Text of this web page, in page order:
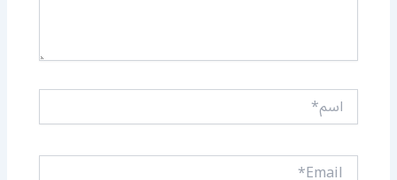
اسم*
Email*